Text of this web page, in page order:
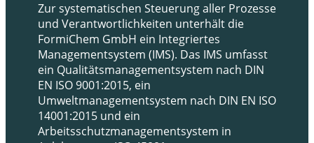
Zur systematischen Steuerung aller Prozesse
und Verantwortlichkeiten unterhält die
FormiChem GmbH ein Integriertes
Managementsystem (IMS). Das IMS umfasst
ein Qualitätsmanagementsystem nach DIN
EN ISO 9001:2015, ein
Umweltmanagementsystem nach DIN EN ISO
14001:2015 und ein
Arbeitsschutzmanagementsystem in